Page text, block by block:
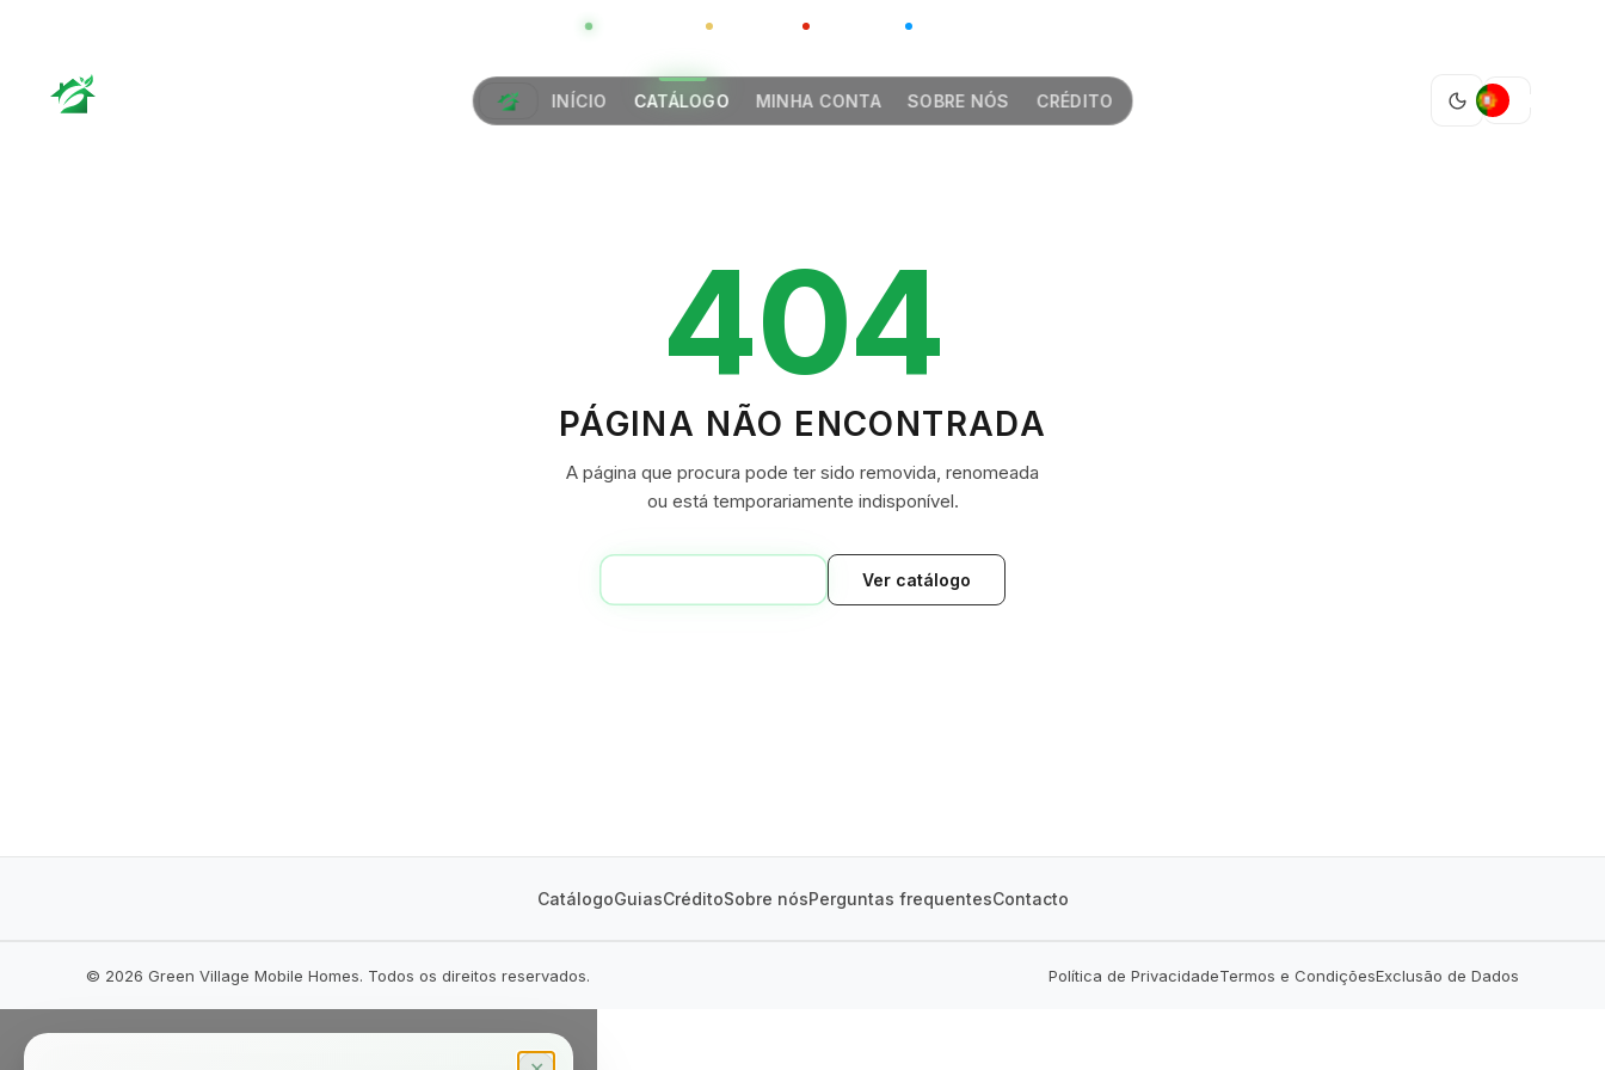
CHINA
INÍCIO CATÁLOGO MINHA CONTA SOBRE NÓS CRÉDITO
GREEN VILLAGE
404
PÁGINA NÃO ENCONTRADA
A página que procura pode ter sido removida, renomeada
ou está temporariamente indisponível.
Ver catálogo
CatálogoGuiasCréditoSobre nósPerguntas frequentesContacto
© 2026 Green Village Mobile Homes. Todos os direitos reservados. Política de PrivacidadeTermos e CondiçõesExclusão de Dados